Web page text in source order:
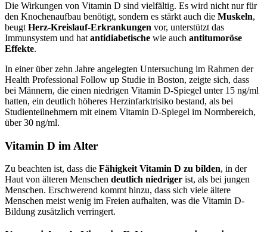
Die Wirkungen von Vitamin D sind vielfältig. Es wird nicht nur für
den Knochenaufbau benötigt, sondern es stärkt auch die Muskeln,
beugt Herz-Kreislauf-Erkrankungen vor, unterstützt das
Immunsystem und hat antidiabetische wie auch antitumoröse
Effekte.
In einer über zehn Jahre angelegten Untersuchung im Rahmen der
Health Professional Follow up Studie in Boston, zeigte sich, dass
bei Männern, die einen niedrigen Vitamin D-Spiegel unter 15 ng/ml
hatten, ein deutlich höheres Herzinfarktrisiko bestand, als bei
Studienteilnehmern mit einem Vitamin D-Spiegel im Normbereich,
über 30 ng/ml.
Vitamin D im Alter
Zu beachten ist, dass die Fähigkeit Vitamin D zu bilden, in der
Haut von älteren Menschen deutlich niedriger ist, als bei jungen
Menschen. Erschwerend kommt hinzu, dass sich viele ältere
Menschen meist wenig im Freien aufhalten, was die Vitamin D-
Bildung zusätzlich verringert.